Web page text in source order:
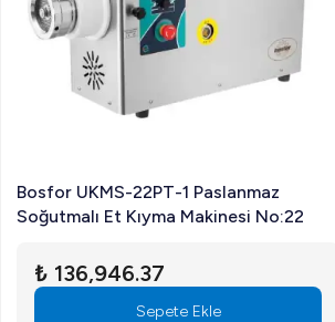
Soğutma sistemi, motorun
Bosfor No:22 Et Kıyma Makinesi,
ayrılmaz bir parçası olacaktır.
Bosfor UKMS-22PT-1 Paslanmaz
Soğutmalı Et Kıyma Makinesi No:22
₺ 136,946.37
Sepete Ekle